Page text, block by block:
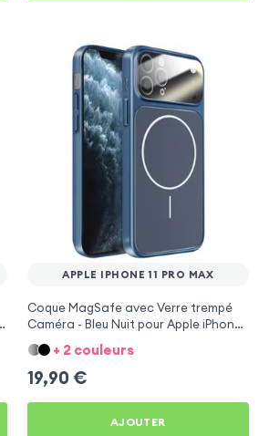
APPLE IPHONE 11 PRO MAX
Coque MagSafe avec Verre trempé
Caméra - Bleu Nuit pour Apple iPhone
11 Pro Max
+ 2 couleurs
19,90 €
AJOUTER